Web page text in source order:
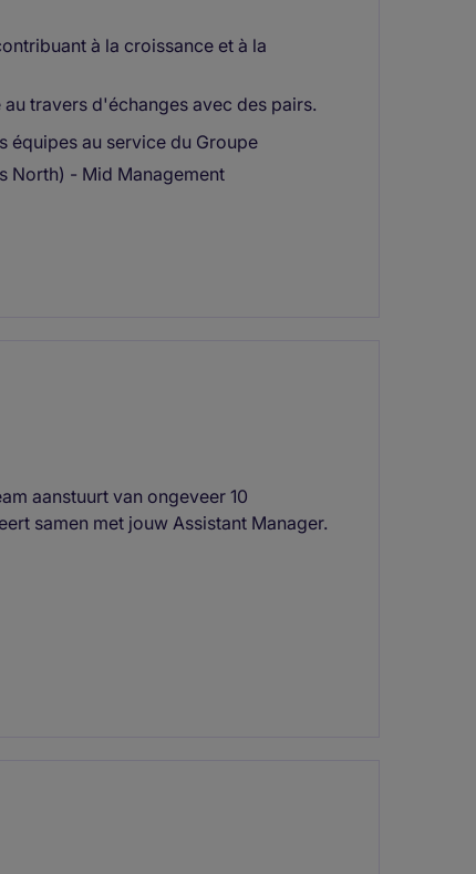
à la croissance et à la
travers d'échanges avec des pairs.
équipes au service du Groupe
North) - Mid Management
aanstuurt van ongeveer 10
samen met jouw Assistant Manager.